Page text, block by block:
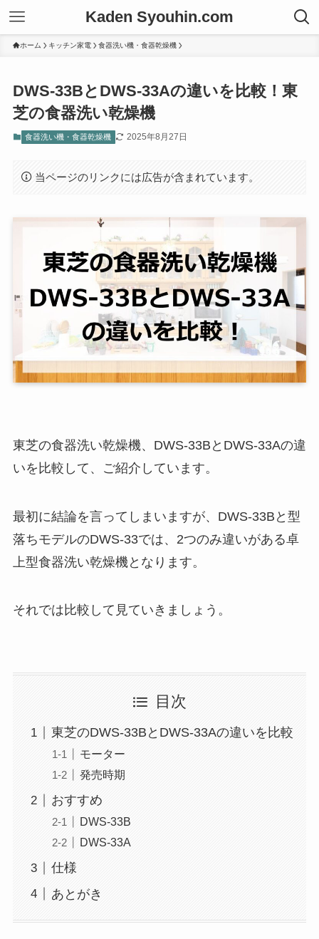
Kaden Syouhin.com
ホーム キッチン家電 食器洗い機・食器乾燥機
DWS-33BとDWS-33Aの違いを比較！東
芝の食器洗い乾燥機
食器洗い機・食器乾燥機 2025年8月27日
当ページのリンクには広告が含まれています。
東芝の食器洗い乾燥機、DWS-33BとDWS-33Aの違
いを比較して、ご紹介しています。
最初に結論を言ってしまいますが、DWS-33Bと型
落ちモデルのDWS-33では、2つのみ違いがある卓
上型食器洗い乾燥機となります。
それでは比較して見ていきましょう。
目次
東芝のDWS-33BとDWS-33Aの違いを比較
モーター
発売時期
おすすめ
DWS-33B
DWS-33A
仕様
あとがき